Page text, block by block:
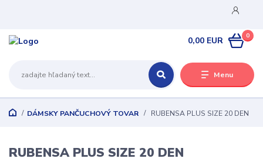
Menu
0
0,00 EUR
DÁMSKY PANČUCHOVÝ TOVAR RUBENSA PLUS SIZE 20 DEN
RUBENSA PLUS SIZE 20 DEN